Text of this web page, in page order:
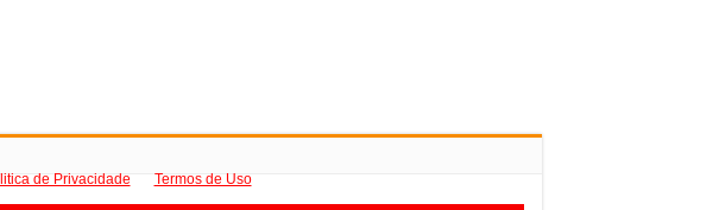
de Privacidade Termos de Uso